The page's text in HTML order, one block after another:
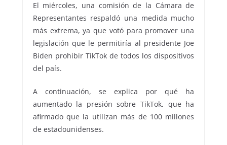
El miércoles, una comisión de la Cámara de
Representantes respaldó una medida mucho
más extrema, ya que votó para promover una
legislación que le permitiría al presidente Joe
Biden prohibir TikTok de todos los dispositivos
del país.
A continuación, se explica por qué ha
aumentado la presión sobre TikTok, que ha
afirmado que la utilizan más de 100 millones
de estadounidenses.